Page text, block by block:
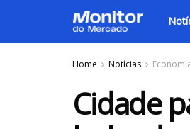
Home Notícias
Cidade